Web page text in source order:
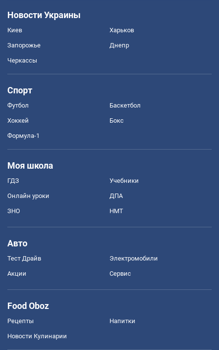
Новости Украины
Киев Харьков
Запорожье Днепр
Черкассы
Спорт
Футбол Баскетбол
Хоккей Бокс
Формула-1
Моя школа
ГДЗ Учебники
Онлайн уроки ДПА
ЗНО НМТ
Авто
Тест Драйв Электромобили
Акции Сервис
Food Oboz
Рецепты Напитки
Новости Кулинарии